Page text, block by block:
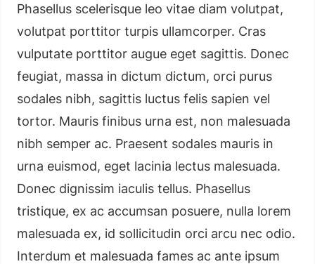
Phasellus scelerisque leo vitae diam volutpat,
volutpat porttitor turpis ullamcorper. Cras
vulputate porttitor augue eget sagittis. Donec
feugiat, massa in dictum dictum, orci purus
sodales nibh, sagittis luctus felis sapien vel
tortor. Mauris finibus urna est, non malesuada
nibh semper ac. Praesent sodales mauris in
urna euismod, eget lacinia lectus malesuada.
Donec dignissim iaculis tellus. Phasellus
tristique, ex ac accumsan posuere, nulla lorem
malesuada ex, id sollicitudin orci arcu nec odio.
Interdum et malesuada fames ac ante ipsum